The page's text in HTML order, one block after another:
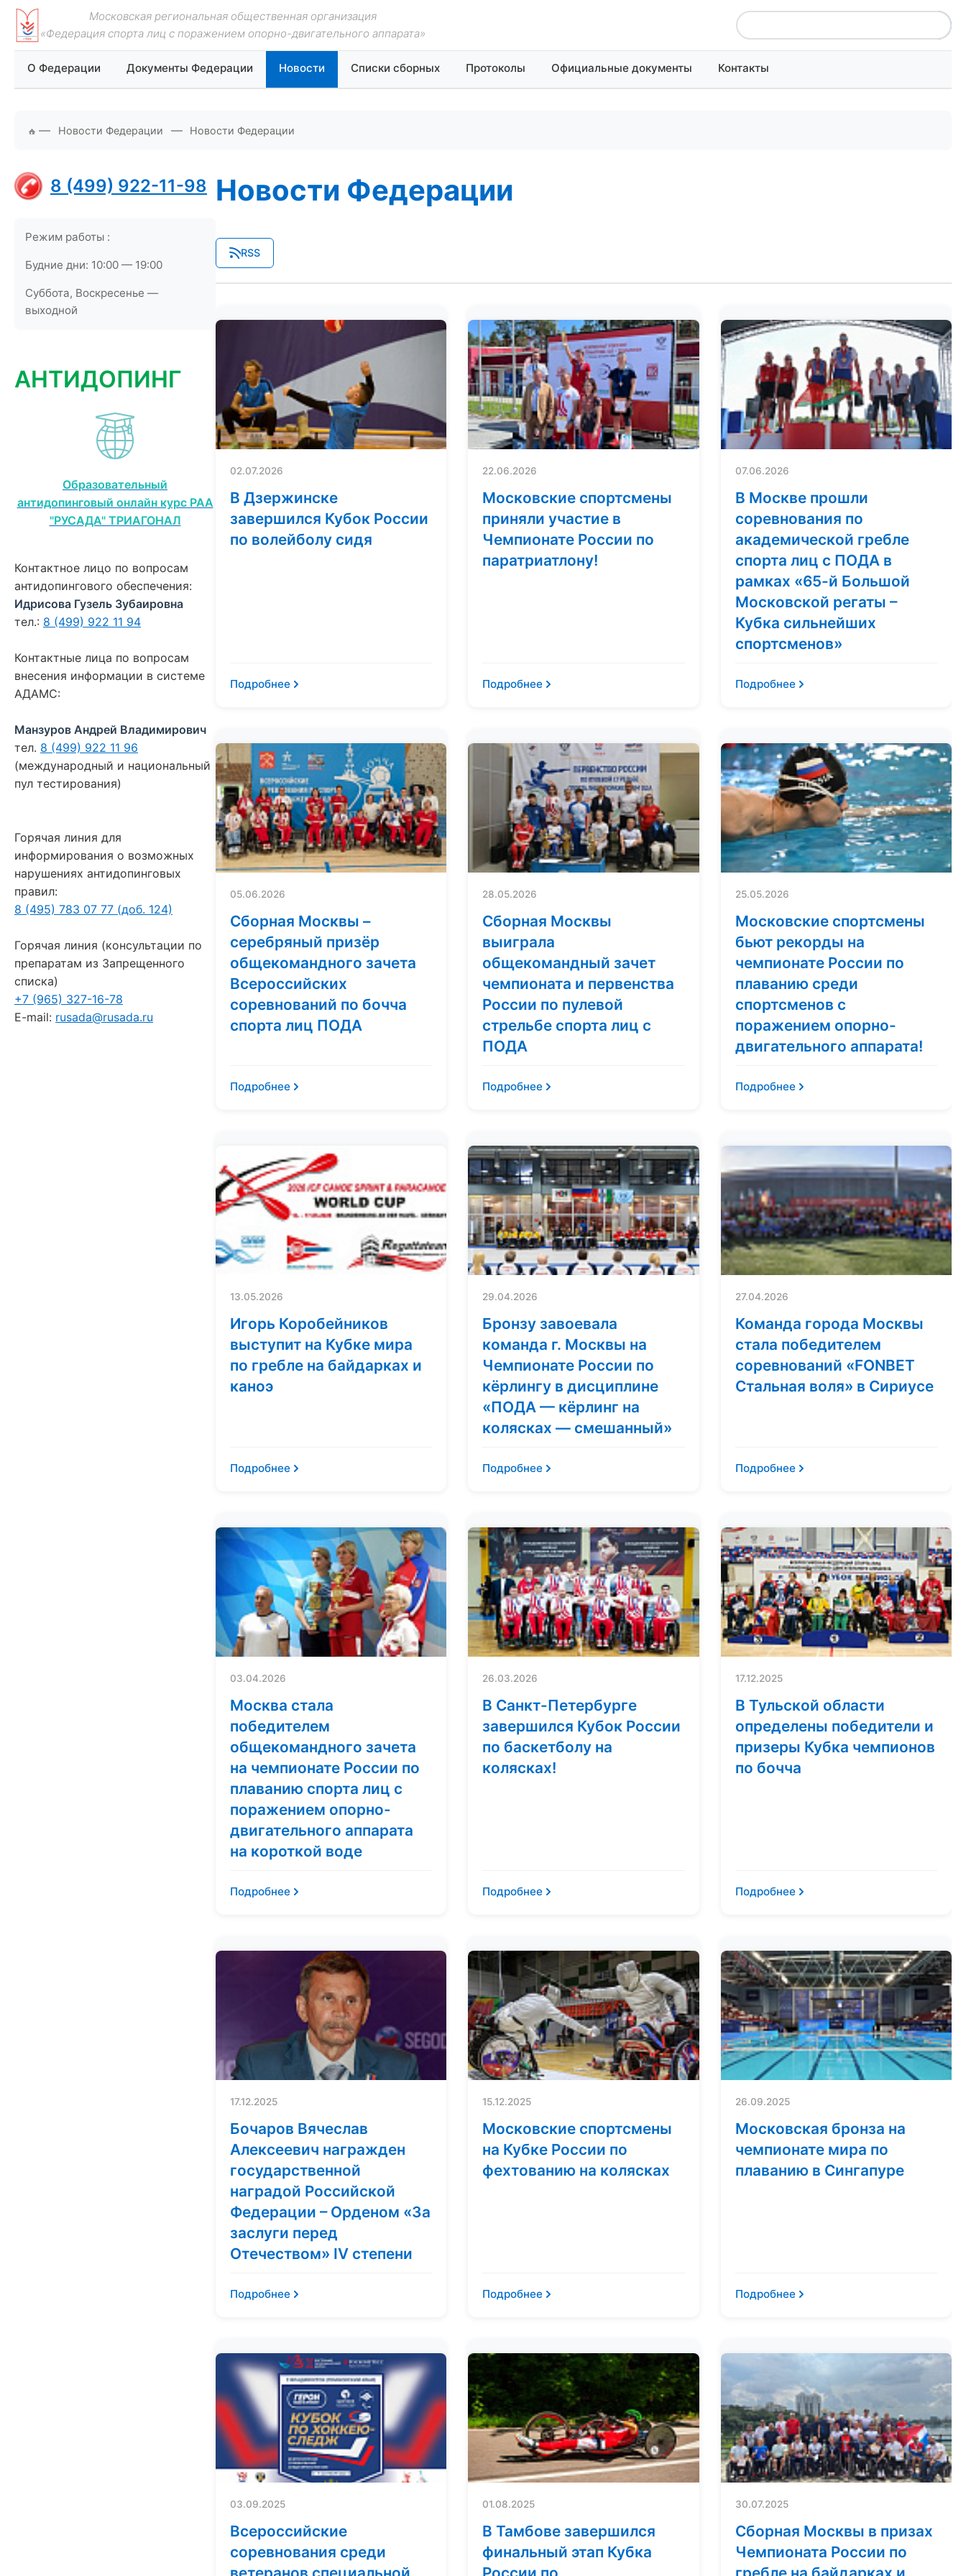
Московская региональная общественная организация
«Федерация спорта лиц с поражением опорно-двигательного аппарата»
О Федерации Документы Федерации Новости Списки сборных Протоколы Официальные документы Контакты
— Новости Федерации — Новости Федерации
8 (499) 922-11-98
Режим работы :
Будние дни: 10:00 — 19:00
Суббота, Воскресенье —
выходной
АНТИДОПИНГ
Образовательный
антидопинговый онлайн курс РАА
"РУСАДА" ТРИАГОНАЛ
Контактное лицо по вопросам
антидопингового обеспечения:
Идрисова Гузель Зубаировна
тел.: 8 (499) 922 11 94
Контактные лица по вопросам
внесения информации в системе
АДАМС:
Манзуров Андрей Владимирович
тел. 8 (499) 922 11 96
(международный и национальный
пул тестирования)
Горячая линия для
информирования о возможных
нарушениях антидопинговых
правил:
8 (495) 783 07 77 (доб. 124)
Горячая линия (консультации по
препаратам из Запрещенного
списка)
+7 (965) 327-16-78
E-mail: rusada@rusada.ru
Новости Федерации
RSS
02.07.2026
В Дзержинске
завершился Кубок России
по волейболу сидя
Подробнее
22.06.2026
Московские спортсмены
приняли участие в
Чемпионате России по
паратриатлону!
Подробнее
07.06.2026
В Москве прошли
соревнования по
академической гребле
спорта лиц с ПОДА в
рамках «65-й Большой
Московской регаты –
Кубка сильнейших
спортсменов»
Подробнее
05.06.2026
Сборная Москвы –
серебряный призёр
общекомандного зачета
Всероссийских
соревнований по бочча
спорта лиц ПОДА
Подробнее
28.05.2026
Сборная Москвы
выиграла
общекомандный зачет
чемпионата и первенства
России по пулевой
стрельбе спорта лиц с
ПОДА
Подробнее
25.05.2026
Московские спортсмены
бьют рекорды на
чемпионате России по
плаванию среди
спортсменов с
поражением опорно-
двигательного аппарата!
Подробнее
13.05.2026
Игорь Коробейников
выступит на Кубке мира
по гребле на байдарках и
каноэ
Подробнее
29.04.2026
Бронзу завоевала
команда г. Москвы на
Чемпионате России по
кёрлингу в дисциплине
«ПОДА — кёрлинг на
колясках — смешанный»
Подробнее
27.04.2026
Команда города Москвы
стала победителем
соревнований «FONBET
Стальная воля» в Сириусе
Подробнее
03.04.2026
Москва стала
победителем
общекомандного зачета
на чемпионате России по
плаванию спорта лиц с
поражением опорно-
двигательного аппарата
на короткой воде
Подробнее
26.03.2026
В Санкт-Петербурге
завершился Кубок России
по баскетболу на
колясках!
Подробнее
17.12.2025
В Тульской области
определены победители и
призеры Кубка чемпионов
по бочча
Подробнее
17.12.2025
Бочаров Вячеслав
Алексеевич награжден
государственной
наградой Российской
Федерации – Орденом «За
заслуги перед
Отечеством» IV степени
Подробнее
15.12.2025
Московские спортсмены
на Кубке России по
фехтованию на колясках
Подробнее
26.09.2025
Московская бронза на
чемпионате мира по
плаванию в Сингапуре
Подробнее
03.09.2025
Всероссийские
соревнования среди
01.08.2025
В Тамбове завершился
финальный этап Кубка
30.07.2025
Сборная Москвы в призах
Чемпионата России по